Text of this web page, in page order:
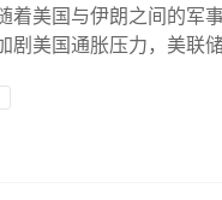
着美国与伊朗之间的军
剧美国通胀压力，美联